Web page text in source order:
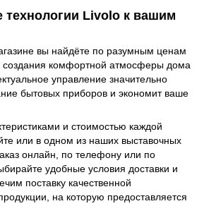
Livolo к вашим
вы найдёте по разумным ценам
создания комфортной атмосферы дома
управление значительно
бытовых приборов и экономит ваше
и стоимостью каждой
или в одном из наших выставочных
онлайн, по телефону или по
удобные условия доставки и
поставку качественной
на которую предоставляется